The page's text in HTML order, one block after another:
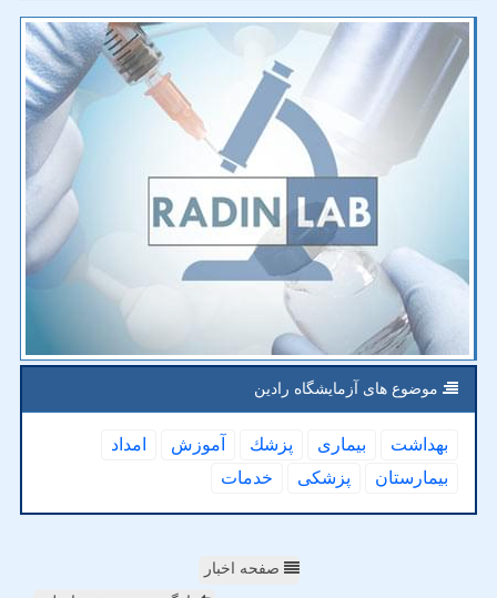
موضوع های آزمایشگاه رادین
بهداشت بیماری پزشك آموزش
امداد
بیمارستان
پزشكی خدمات
صفحه اخبار